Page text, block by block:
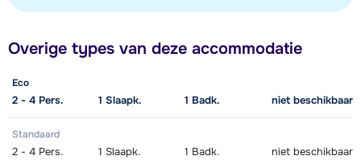
Overige types van deze accommodatie
Eco
2 - 4 Pers. 1 Slaapk. 1 Badk. niet beschikbaar
Standaard
2 - 4 Pers. 1 Slaapk. 1 Badk. niet beschikbaar